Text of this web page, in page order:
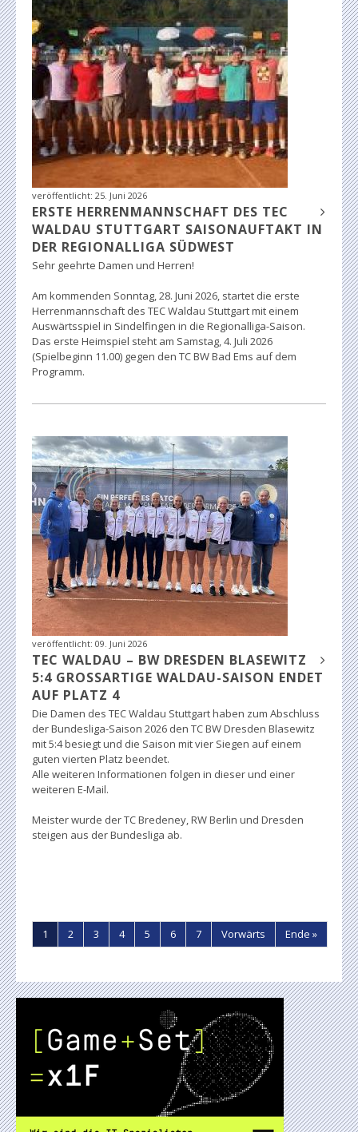
veröffentlicht: 25. Juni 2026
ERSTE HERRENMANNSCHAFT DES TEC
WALDAU STUTTGART SAISONAUFTAKT IN
DER REGIONALLIGA SÜDWEST
Sehr geehrte Damen und Herren!
Am kommenden Sonntag, 28. Juni 2026, startet die erste
Herrenmannschaft des TEC Waldau Stuttgart mit einem
Auswärtsspiel in Sindelfingen in die Regionalliga-Saison.
Das erste Heimspiel steht am Samstag, 4. Juli 2026
(Spielbeginn 11.00) gegen den TC BW Bad Ems auf dem
Programm.
veröffentlicht: 09. Juni 2026
TEC WALDAU – BW DRESDEN BLASEWITZ
5:4 GROSSARTIGE WALDAU-SAISON ENDET A
UF PLATZ 4
Die Damen des TEC Waldau Stuttgart haben zum Abschluss
der Bundesliga-Saison 2026 den TC BW Dresden Blasewitz
mit 5:4 besiegt und die Saison mit vier Siegen auf einem
guten vierten Platz beendet.
Alle weiteren Informationen folgen in dieser und einer
weiteren E-Mail.
Meister wurde der TC Bredeney, RW Berlin und Dresden
steigen aus der Bundesliga ab.
1 2 3 4 5 6 7 Vorwärts Ende »